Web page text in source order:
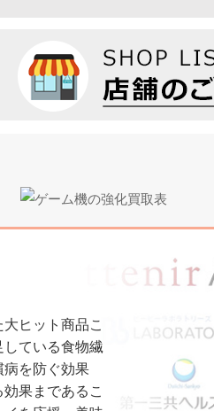
ヒット商品こ
ている食物繊
を防ぐ効果
果まであるこ